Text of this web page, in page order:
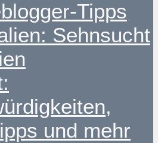
Tipps
Sehnsucht
und mehr